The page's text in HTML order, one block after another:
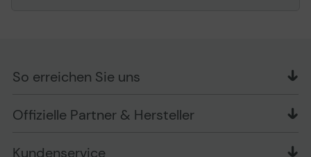
Offizielle Partner & Hersteller
Kundenservice
So erreichen Sie uns
Schlesierring 35
Telefon: +49 (0) 2542 / 9558250